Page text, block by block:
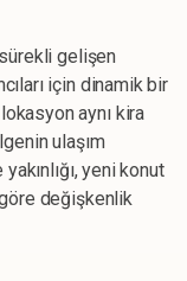
gelişen
için dinamik bir
aynı kira
ulaşım
yeni konut
değişkenlik